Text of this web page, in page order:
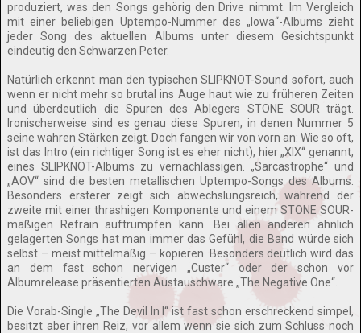
produziert, was den Songs gehörig den Drive nimmt. Im Vergleich
mit einer beliebigen Uptempo-Nummer des „Iowa“-Albums zieht
jeder Song des aktuellen Albums unter diesem Gesichtspunkt
eindeutig den Schwarzen Peter.
Natürlich erkennt man den typischen SLIPKNOT-Sound sofort, auch
wenn er nicht mehr so brutal ins Auge haut wie zu früheren Zeiten
und überdeutlich die Spuren des Ablegers STONE SOUR trägt.
Ironischerweise sind es genau diese Spuren, in denen Nummer 5
seine wahren Stärken zeigt. Doch fangen wir von vorn an: Wie so oft,
ist das Intro (ein richtiger Song ist es eher nicht), hier „XIX“ genannt,
eines SLIPKNOT-Albums zu vernachlässigen. „Sarcastrophe“ und
„AOV“ sind die besten metallischen Uptempo-Songs des Albums.
Besonders ersterer zeigt sich abwechslungsreich, während der
zweite mit einer thrashigen Komponente und einem STONE SOUR-
mäßigen Refrain auftrumpfen kann. Bei allen anderen ähnlich
gelagerten Songs hat man immer das Gefühl, die Band würde sich
selbst – meist mittelmäßig – kopieren. Besonders deutlich wird das
an dem fast schon nervigen „Custer“ oder der schon vor
Albumrelease präsentierten Austauschware „The Negative One“.
Die Vorab-Single „The Devil In I“ ist fast schon erschreckend simpel,
besitzt aber ihren Reiz, vor allem wenn sie sich zum Schluss noch